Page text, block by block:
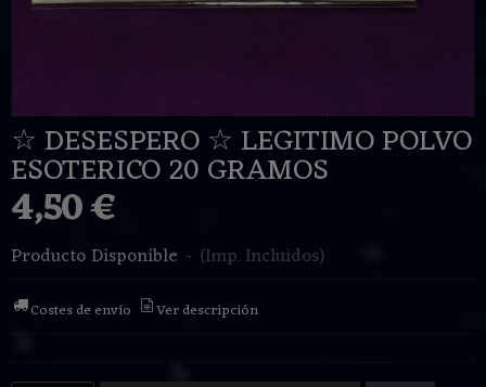
☆ DESESPERO ☆ LEGITIMO POLVO
ESOTERICO 20 GRAMOS
4,50 €
Producto Disponible - (Imp. Incluidos)
Costes de envío Ver descripción